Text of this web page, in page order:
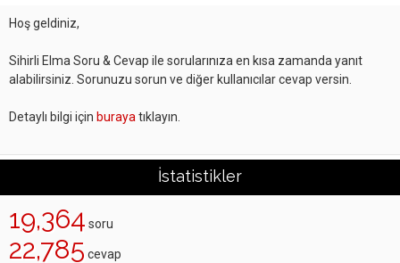
Hoş geldiniz,
Sihirli Elma Soru & Cevap ile sorularınıza en kısa zamanda yanıt
alabilirsiniz. Sorunuzu sorun ve diğer kullanıcılar cevap versin.
Detaylı bilgi için buraya tıklayın.
İstatistikler
19,364 soru
22,785 cevap